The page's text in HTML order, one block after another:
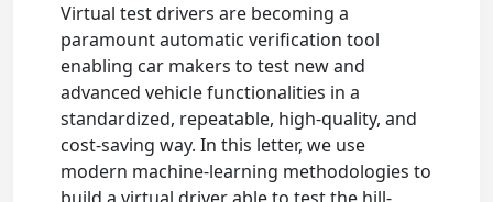
Virtual test drivers are becoming a
paramount automatic verification tool
enabling car makers to test new and
advanced vehicle functionalities in a
standardized, repeatable, high-quality, and
cost-saving way. In this letter, we use
modern machine-learning methodologies to